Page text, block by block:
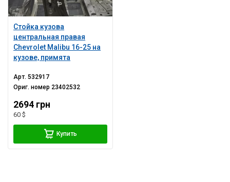
Стойка кузова
центральная правая
Chevrolet Malibu 16-25 на
кузове, примята
Арт.532917
Ориг. номер 23402532
2694 грн
60 $
Купить